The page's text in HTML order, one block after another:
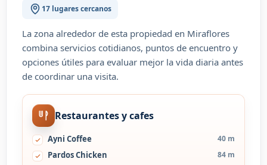
17 lugares cercanos
La zona alrededor de esta propiedad en Miraflores
combina servicios cotidianos, puntos de encuentro y
opciones útiles para evaluar mejor la vida diaria antes
de coordinar una visita.
Restaurantes y cafes
Ayni Coffee 40 m
Pardos Chicken 84 m